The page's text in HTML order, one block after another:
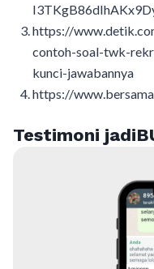
https://
contoh-soal-twk-
kunci-jawabannya
https://
Testimoni